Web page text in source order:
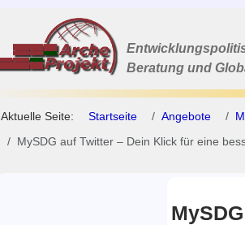
Beratung und
Aktuelle Seite: Startseite Angebote
MySDG auf Twitter – Dein Klick für eine